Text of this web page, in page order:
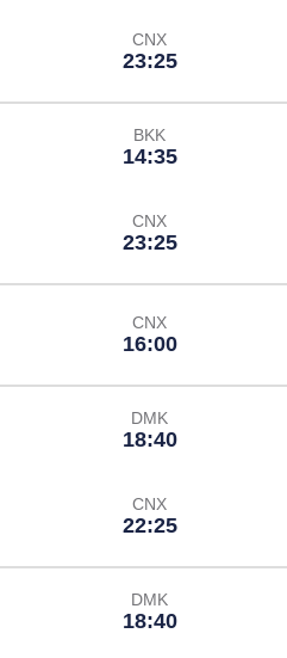
CNX
23:25
BKK
14:35
CNX
23:25
CNX
16:00
DMK
18:40
CNX
22:25
DMK
18:40